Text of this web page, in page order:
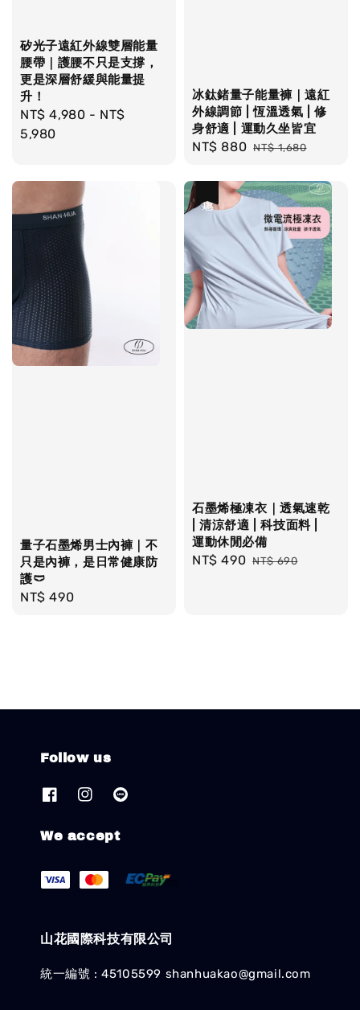
矽光子遠紅外線雙層能量
腰帶｜護腰不只是支撐，
更是深層舒緩與能量提
升！
Regular
price
NT$ 4,980 - NT$
5,980
冰鈦鍺量子能量褲｜遠紅
外線調節 | 恆溫透氣 | 修
身舒適 | 運動久坐皆宜
Sale
NT$ 880 Regular
NT$ 1,680
量子石墨烯男士內褲｜不
只是內褲，是日常健康防
護🩲
Regular
NT$ 490
石墨烯極凍衣｜透氣速乾
| 清涼舒適 | 科技面料 |
運動休閒必備
Sale
NT$ 490 Regular
NT$ 690
Follow us
We accept
山花國際科技有限公司
統一編號 : 45105599 shanhuakao@gmail.com